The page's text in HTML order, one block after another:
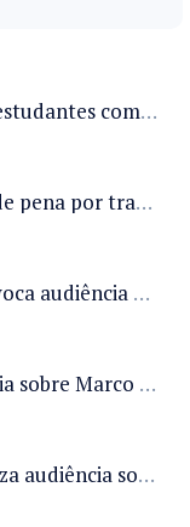
Projeto na Câmara inclui estudantes com deficiência no regime escolar especial da LDB e estabelece critérios para frequência
PL 82/26 proíbe remição de pena por trabalho em funções militares para condenados por crimes contra o Estado Democrático de Direito
Comissão da Câmara convoca audiência para discutir misoginia nas escolas e universidades após divulgação de listas misóginas
Câmara promove audiência sobre Marco de Fomento à Economia Digital e impactos da inteligência artificial
Comissão da Câmara realiza audiência sobre apostas online para medir o tamanho do mercado ilegal